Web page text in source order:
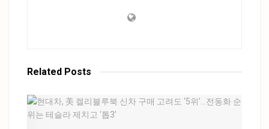
Related Posts